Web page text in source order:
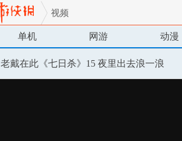
视频
单机 网游 动漫
老戴在此《七日杀》15 夜里出去浪一浪